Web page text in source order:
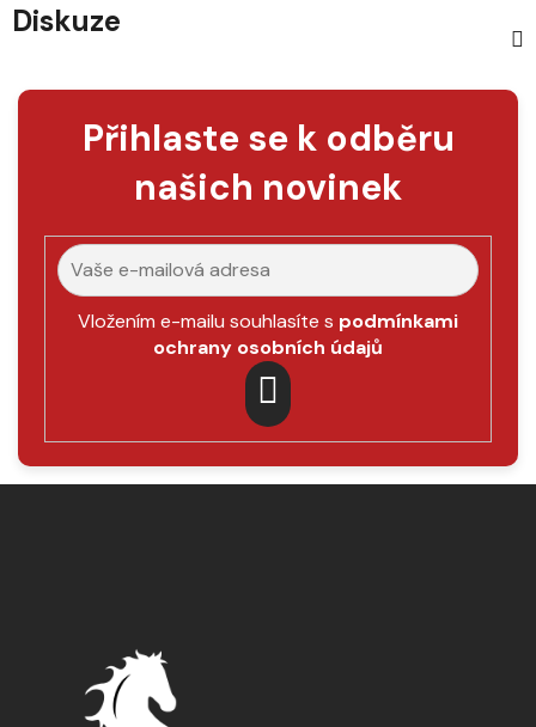
Diskuze
Přihlaste se k odběru
našich novinek
Vložením e-mailu souhlasíte s podmínkami
ochrany osobních údajů
PŘIHLÁSIT
SE